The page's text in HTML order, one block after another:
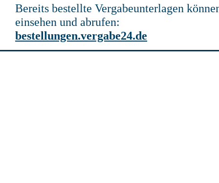
Bereits bestellte Vergabeunterlagen
einsehen und abrufen:
bestellungen.vergabe24.de